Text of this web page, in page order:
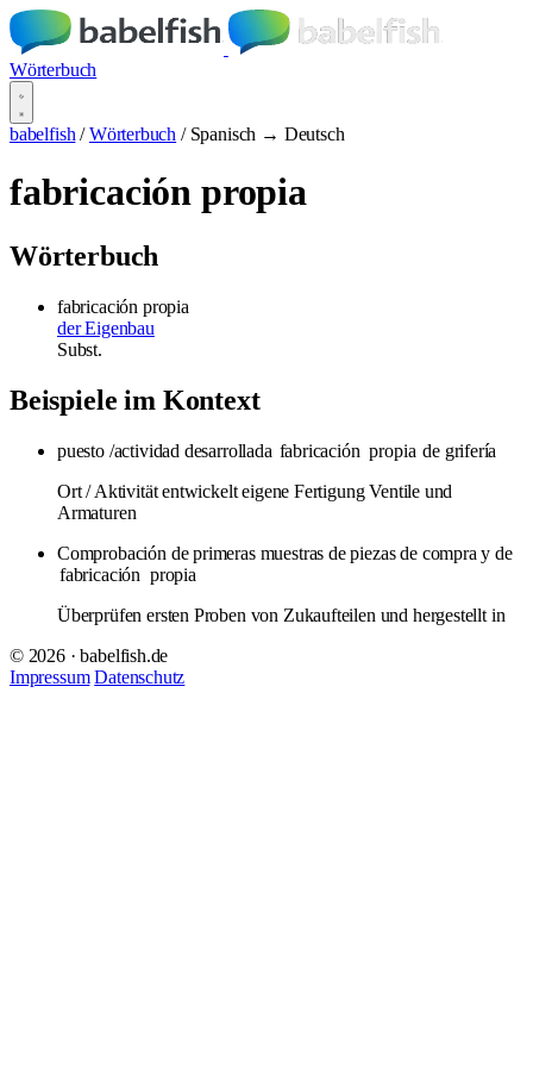
Wörterbuch
babelfish / Wörterbuch / Spanisch → Deutsch
fabricación propia
Wörterbuch
fabricación propia
der Eigenbau
Subst.
Beispiele im Kontext
puesto /actividad desarrollada fabricación propia de grifería
Ort / Aktivität entwickelt eigene Fertigung Ventile und
Armaturen
Comprobación de primeras muestras de piezas de compra y de
fabricación propia
Überprüfen ersten Proben von Zukaufteilen und hergestellt in
© 2026 · babelfish.de
Impressum Datenschutz